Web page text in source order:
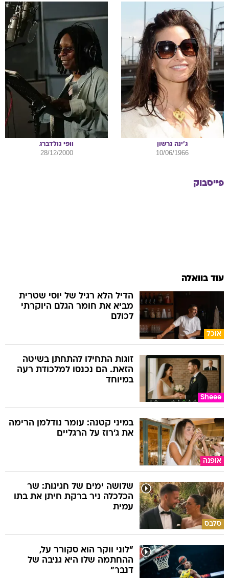
ג'ינה גרשון
10/06/1966
וופי גולדברג
28/12/2000
פייסבוק
עוד בוואלה
אוכל
הדיל הלא רגיל של יוסי שטרית
מביא את חומר הגלם היוקרתי
לכולם
Sheee
זוגות התחילו להתחתן בשיטה
הזאת. הם נכנסו למלכודת רעה
במיוחד
אופנה
במיני קטנה: עומר נודלמן הרימה
את ג'רוז על הרגליים
סלבס
שלושה ימים של חגיגות: שר
הכלכלה ניר ברקת חיתן את בתו
עמית
"לוני ווקר הוא סקורר על,
ההחתמה שלו היא גניבה של
דנבר"